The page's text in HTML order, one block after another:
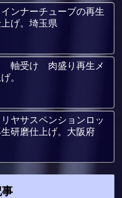
インナーチューブの再生
げ。埼玉県
軸受け 肉盛り再生メ
。
リヤサスペンションロッ
生研磨仕上げ。大阪府